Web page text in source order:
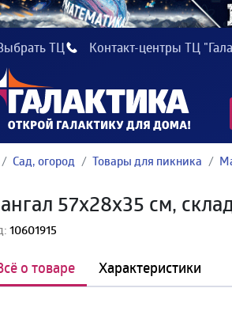
ТЦ Контакт-центры ТЦ
Сад, огород Товары для пикника
57х28х35 см,
10601915
о товаре Характеристики